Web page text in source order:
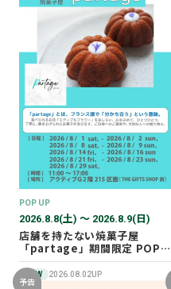
POP UP
2026.8.8(土) 〜 2026.8.9(日)
店舗を持たない焼菓子屋
「partage」期間限定 POP
UP SHOP オープン！
NEW 2026.08.02UP
予告